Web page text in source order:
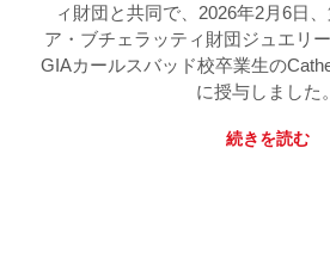
ィ財団と共同で、2026年2月6日
ア・ブチェラッティ財団ジュエリ
GIAカールスバッド校卒業生の
に授与しました。
続きを読む